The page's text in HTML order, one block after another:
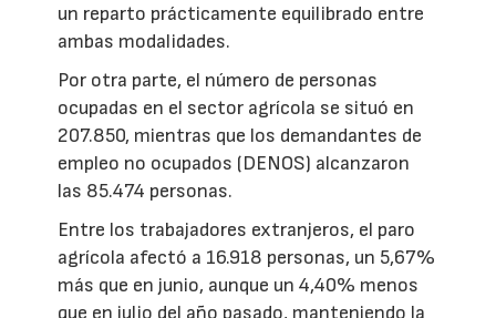
un reparto prácticamente equilibrado entre
ambas modalidades.
Por otra parte, el número de personas
ocupadas en el sector agrícola se situó en
207.850, mientras que los demandantes de
empleo no ocupados (DENOS) alcanzaron
las 85.474 personas.
Entre los trabajadores extranjeros, el paro
agrícola afectó a 16.918 personas, un 5,67%
más que en junio, aunque un 4,40% menos